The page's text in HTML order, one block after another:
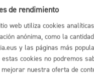
Dirección de Gestión
de rendimiento
web utiliza cookies
anónima, como la
y las páginas más
estas cookies no podremos
nuestra oferta de